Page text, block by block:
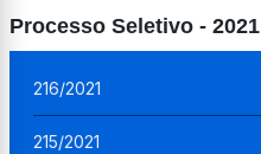
Processo Seletivo - 2021
216/2021
215/2021